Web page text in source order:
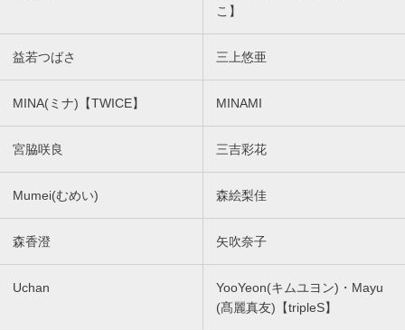
こ】
益若つばさ 三上悠亜
MINA(ミナ)【TWICE】 MINAMI
宮脇咲良 三吉彩花
Mumei(むめい) 森絵梨佳
森香澄 矢吹奈子
Uchan
YooYeon(キムユヨン)・Mayu
(髙麗真友)【tripleS】